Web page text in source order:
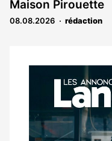
Maison Pirouette
08.08.2026 rédaction
Notre
dernier
magazine